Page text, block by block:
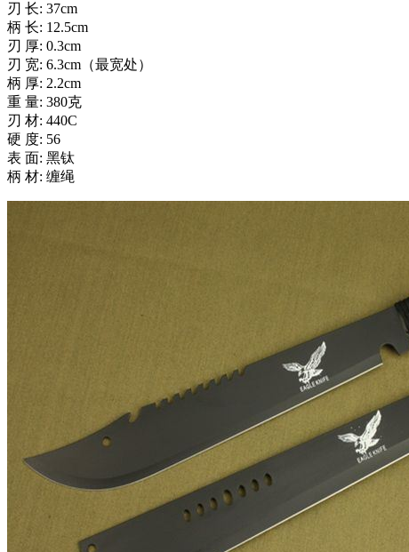
刃 长: 37cm
柄 长: 12.5cm
刃 厚: 0.3cm
刃 宽: 6.3cm（最宽处）
柄 厚: 2.2cm
重 量: 380克
刃 材: 440C
硬 度: 56
表 面: 黑钛
柄 材: 缠绳